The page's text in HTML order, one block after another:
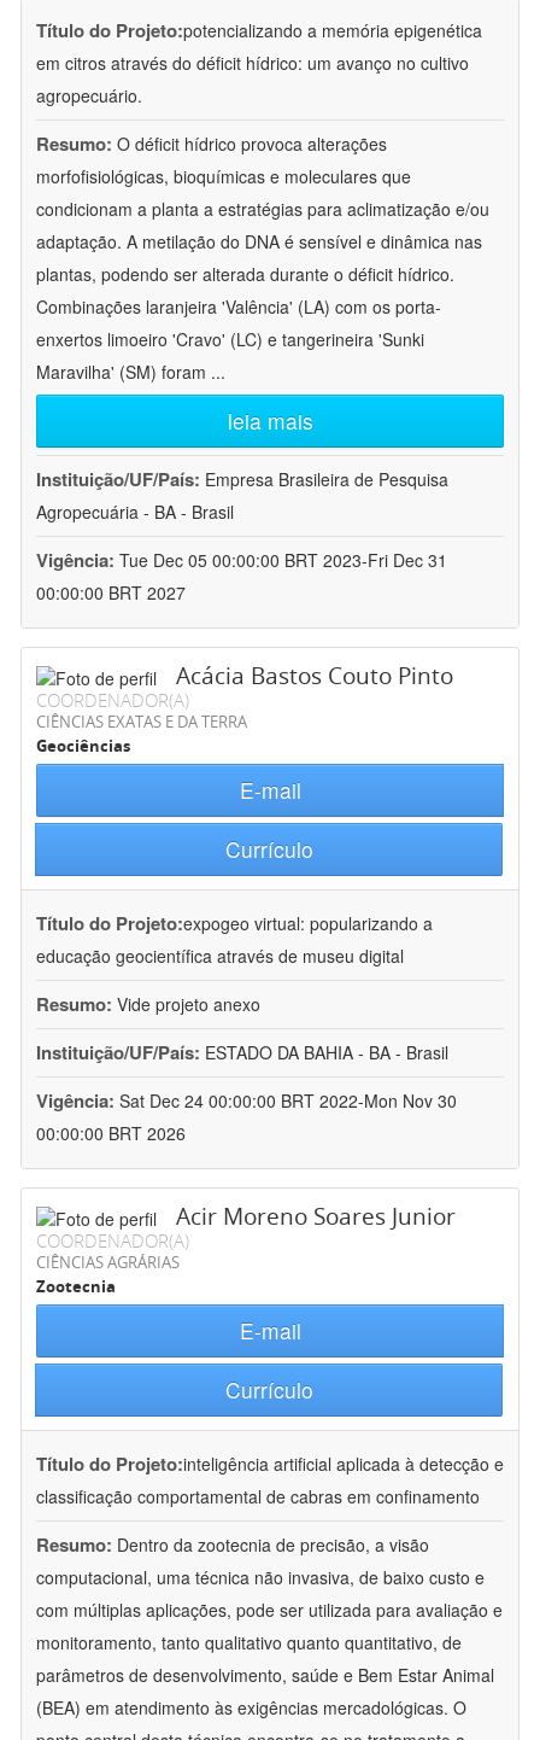
Título do Projeto:potencializando a memória epigenética
em citros através do déficit hídrico: um avanço no cultivo
agropecuário.
Resumo: O déficit hídrico provoca alterações
morfofisiológicas, bioquímicas e moleculares que
condicionam a planta a estratégias para aclimatização e/ou
adaptação. A metilação do DNA é sensível e dinâmica nas
plantas, podendo ser alterada durante o déficit hídrico.
Combinações laranjeira 'Valência' (LA) com os porta-
enxertos limoeiro 'Cravo' (LC) e tangerineira 'Sunki
Maravilha' (SM) foram ...
leia mais
Instituição/UF/País: Empresa Brasileira de Pesquisa
Agropecuária - BA - Brasil
Vigência: Tue Dec 05 00:00:00 BRT 2023-Fri Dec 31
00:00:00 BRT 2027
Acácia Bastos Couto Pinto
COORDENADOR(A)
CIÊNCIAS EXATAS E DA TERRA
Geociências
E-mail
Currículo
Título do Projeto:expogeo virtual: popularizando a
educação geocientífica através de museu digital
Resumo: Vide projeto anexo
Instituição/UF/País: ESTADO DA BAHIA - BA - Brasil
Vigência: Sat Dec 24 00:00:00 BRT 2022-Mon Nov 30
00:00:00 BRT 2026
Acir Moreno Soares Junior
COORDENADOR(A)
CIÊNCIAS AGRÁRIAS
Zootecnia
E-mail
Currículo
Título do Projeto:inteligência artificial aplicada à detecção e
classificação comportamental de cabras em confinamento
Resumo: Dentro da zootecnia de precisão, a visão
computacional, uma técnica não invasiva, de baixo custo e
com múltiplas aplicações, pode ser utilizada para avaliação e
monitoramento, tanto qualitativo quanto quantitativo, de
parâmetros de desenvolvimento, saúde e Bem Estar Animal
(BEA) em atendimento às exigências mercadológicas. O